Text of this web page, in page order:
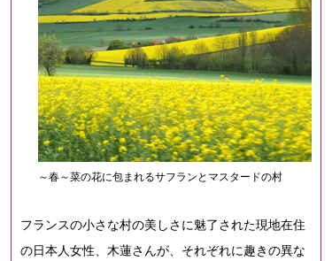
～春～菜の花に包まれるサフランとマスタードの村
フランスの小さな村の美しさに魅了された現地在住
の日本人女性、木蓮さんが、それぞれに趣きの異な